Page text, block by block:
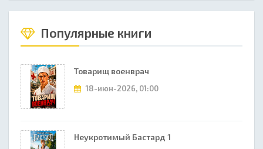
Популярные книги
Товарищ военврач
18-июн-2026, 01:00
Неукротимый Бастард 1